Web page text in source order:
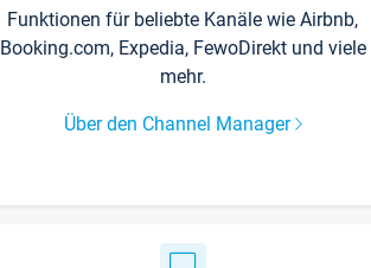
Funktionen für beliebte Kanäle wie Airbnb,
Booking.com, Expedia, FewoDirekt und viele
mehr.
Über den Channel Manager